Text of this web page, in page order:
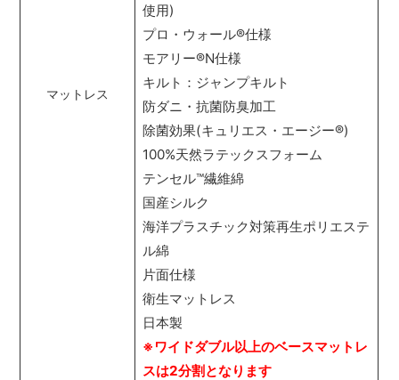
マットレス
使用)
プロ・ウォール®仕様
モアリー®N仕様
キルト：ジャンプキルト
防ダニ・抗菌防臭加工
除菌効果(キュリエス・エージー®)
100%天然ラテックスフォーム
テンセル™繊維綿
国産シルク
海洋プラスチック対策再生ポリエステ
ル綿
片面仕様
衛生マットレス
日本製
※ワイドダブル以上のベースマットレ
スは2分割となります